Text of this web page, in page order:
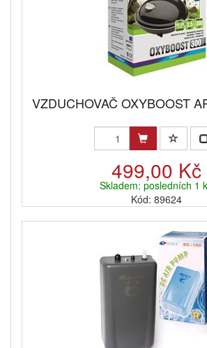
VZDUCHOVAČ OXYBOOST
499,00 Kč
Skladem: posledních 1
Kód: 89624